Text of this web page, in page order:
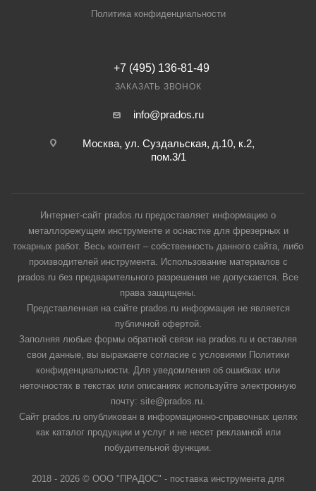
Политика конфиденциальности
+7 (495) 136-81-49
ЗАКАЗАТЬ ЗВОНОК
info@prados.ru
Москва, ул. Суздальская, д.10, к.2,
пом.3/1
Интернет-сайт prados.ru предоставляет информацию о
металлорежущем инструменте и оснастке для фрезерных и
токарных работ. Весь контент – собственность данного сайта, либо
производителей инструмента. Использование материалов с
prados.ru без предварительного разрешения не допускается. Все
права защищены.
Представленная на сайте prados.ru информация не является
публичной офертой.
Заполняя любые формы обратной связи на prados.ru и оставляя
свои данные, вы выражаете согласие с условиями Политики
конфиденциальности. Для уведомления об ошибках или
неточностях в текстах или описаниях используйте электронную
почту: site@prados.ru.
Сайт prados.ru опубликован в информационно-справочных целях
как каталог продукции и услуг и не несет рекламной или
побудительной функции.
2018 - 2026 © ООО "ПРАДОС" - поставка инструмента для